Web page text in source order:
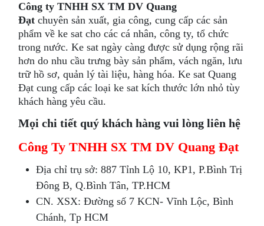
Công ty TNHH SX TM DV Quang
Đạtchuyên sản xuất, gia công, cung cấp các sản
phẩm về ke sat cho các cá nhân, công ty, tổ chức
trong nước. Ke sat ngày càng được sử dụng rộng rãi
hơn do nhu cầu trưng bày sản phẩm, vách ngăn, lưu
trữ hồ sơ, quản lý tài liệu, hàng hóa. Ke sat Qua​ng
Đạt cung cấp các loại ke sat kích thước lớn nhỏ tùy
khách hàng yêu cầu.
Mọi chi tiết quý khách hàng vui lòng liên hệ
Công Ty TNHH SX TM DV Quang Đạt
Địa chỉ trụ sở: 887 Tỉnh Lộ 10, KP1, P.Bình Trị
Đông B, Q.Bình Tân, TP.HCM
CN. XSX: Đường số 7 KCN- Vĩnh Lộc, Bình
Chánh, Tp HCM